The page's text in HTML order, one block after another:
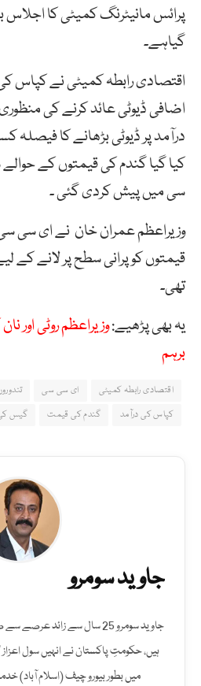
پرائس مانیٹرنگ کمیٹی کا اجلاس
گیاہے۔
اضافی ڈیوٹی عائد کرنے کی
درآمد پر ڈیوٹی بڑھانے کا
کیا گیا گندم کی قیمتوں کے
سی میں پیش کردی گئی ۔
وزیراعظم عمران خان نے ای سی سی
قیمتوں کو پرانی سطح پر لانے کے
تھی۔
یہ بھی پڑھیے:وزیراعظم روٹی اور
برہم
اقتصادی رابطہ کمیٹی ای سی سی
کپاس کی درآمد
گندم کی قیمت گیس
جاوید سومرو
جاوید سومرو 25 سال سے
ہیں، حکومتِ پاکستان نے انہیں سول اعزاز
میں بطور بیورو چیف (اسلام آباد)